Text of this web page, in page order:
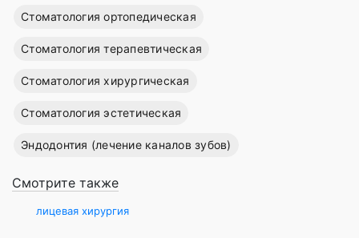
Стоматология ортопедическая
Стоматология терапевтическая
Стоматология хирургическая
Стоматология эстетическая
Эндодонтия (лечение каналов зубов)
Смотрите также
лицевая хирургия